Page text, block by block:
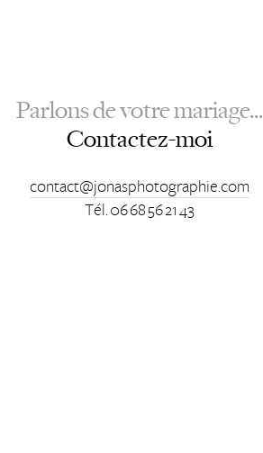
Parlons de votre mariage...
Contactez-moi
contact@jonasphotographie.com
Tél. 06 68 56 21 43